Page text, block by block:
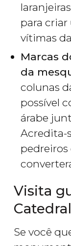
para
vítimas
Marcas
da
colunas
possível
árabe
Acredita-
pedreiros
Visita
Se você